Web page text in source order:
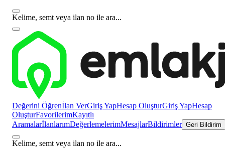
Kelime, semt veya ilan no ile ara...
Değerini Öğrenİlan VerGiriş YapHesap OluşturGiriş YapHesap
OluşturFavorilerimKayıtlı
AramalarİlanlarımDeğerlemelerimMesajlarBildirimler Geri Bildirim
Kelime, semt veya ilan no ile ara...